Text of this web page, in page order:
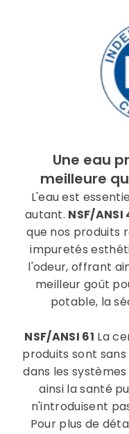
Une eau
meilleure
L'eau est
autant. NSF/ANSI
que nos produits
impuretés
l'odeur, offrant
meilleur goût
potable, la
NSF/ANSI 61 La
produits sont
dans les
ainsi la santé
n'introduisent
Pour plus de